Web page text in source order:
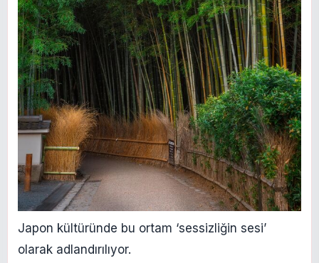
Japon kültüründe bu ortam ‘sessizliğin sesi’
olarak adlandırılıyor.